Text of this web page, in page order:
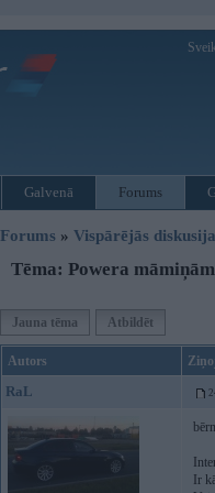
Galvenā Forums
Forums » Vispārējās
Tēma: Powera
Jauna tēma Atbildēt
Autors
RaL
Ir